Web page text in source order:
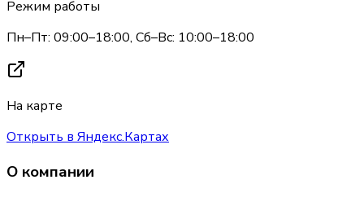
Режим работы
Пн–Пт: 09:00–18:00, Сб–Вс: 10:00–18:00
На карте
Открыть в Яндекс.Картах
О компании